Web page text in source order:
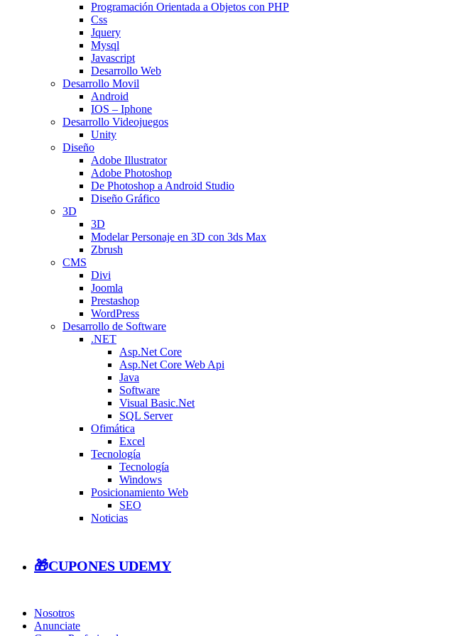
Programación Orientada a Objetos con PHP
Css
Jquery
Mysql
Javascript
Desarrollo Web
Desarrollo Movil
Android
IOS – Iphone
Desarrollo Videojuegos
Unity
Diseño
Adobe Illustrator
Adobe Photoshop
De Photoshop a Android Studio
Diseño Gráfico
3D
3D
Modelar Personaje en 3D con 3ds Max
Zbrush
CMS
Divi
Joomla
Prestashop
WordPress
Desarrollo de Software
.NET
Asp.Net Core
Asp.Net Core Web Api
Java
Software
Visual Basic.Net
SQL Server
Ofimática
Excel
Tecnología
Tecnología
Windows
Posicionamiento Web
SEO
Noticias
🎁CUPONES UDEMY
Nosotros
Anunciate